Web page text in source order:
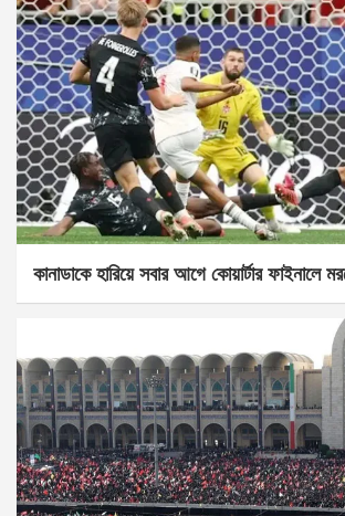
কানাডাকে হারিয়ে সবার আগে কোয়ার্টার ফাইনালে